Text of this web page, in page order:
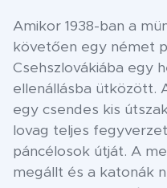
Amikor 1938-ban a
követően egy német
Csehszlovákiába egy
ellenállásba ütközött.
egy csendes kis
lovag teljes
páncélosok útját. A
megállt és a katonák